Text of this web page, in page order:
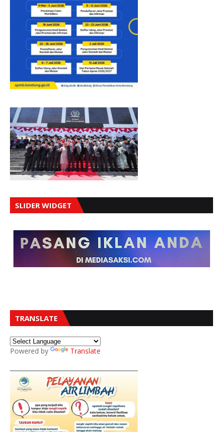
SLIDER WIDGET
TRANSLATE
Powered by Translate